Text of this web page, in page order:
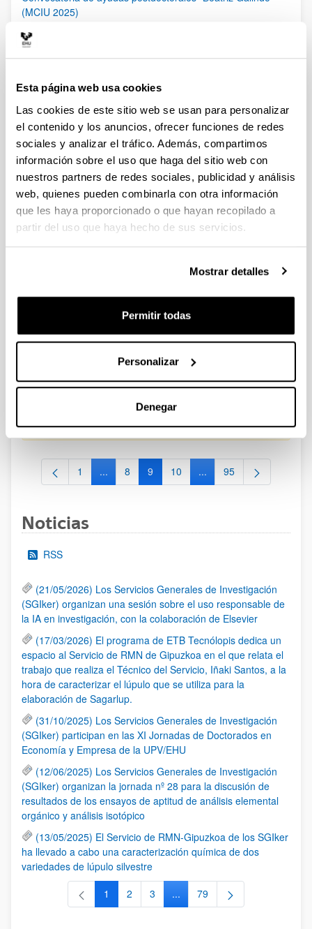
Esta página web usa cookies
Las cookies de este sitio web se usan para personalizar
el contenido y los anuncios, ofrecer funciones de redes
sociales y analizar el tráfico. Además, compartimos
información sobre el uso que haga del sitio web con
nuestros partners de redes sociales, publicidad y análisis
web, quienes pueden combinarla con otra información
que les haya proporcionado o que hayan recopilado a
partir del uso que haya hecho de sus servicios.
Mostrar detalles
Permitir todas
Personalizar
Denegar
(MCIU 2025)
presentación: 27/02/2026)
ayudas hasta el 27 de febrero de 2026, incluido. El plazo de
febrero a las 13:30
Ayudas a la movilidad para personas contratadas
predoctorales del Gobierno Vasco [EGONLABUR] 2026
Modalidad B
Plazo de presentación cerrado (Fecha de fin del plazo de
presentación: 16/02/2026)
Se ha publicado la convocatoria
predoctorales del Gobierno Vasco [EGONLABUR] 2026
Se ha publicado la convocatoria
CONVOCATORIA PARA LA CONTRATACIÓN DE
PERSONAL INVESTIGADOR EN FORMACIÓN EN LA EHU
GRUPO/PROYECTO DE INVESTIGACIÓN 2025-II
Plazo de presentación cerrado: 15/10/2025 - 23/10/2025
19/01/2026. Resolución definitiva de adjudicados y excluidos.
Página
1 ...Páginas intermedias Use TAB para
Página
8 Página
9 Página
10 ...Páginas intermedias
Página
95
Noticias
RSS
(21/05/2026) Los Servicios Generales de Investigación
(SGIker) organizan una sesión sobre el uso responsable de
la IA en investigación, con la colaboración de Elsevier
(17/03/2026) El programa de ETB Tecnólopis dedica un
espacio al Servicio de RMN de Gipuzkoa en el que relata el
trabajo que realiza el Técnico del Servicio, Iñaki Santos, a la
hora de caracterizar el lúpulo que se utiliza para la
elaboración de Sagarlup.
(31/10/2025) Los Servicios Generales de Investigación
(SGIker) participan en las XI Jornadas de Doctorados en
Economía y Empresa de la UPV/EHU
(12/06/2025) Los Servicios Generales de Investigación
(SGIker) organizan la jornada nº 28 para la discusión de
resultados de los ensayos de aptitud de análisis elemental
orgánico y análisis isotópico
(13/05/2025) El Servicio de RMN-Gipuzkoa de los SGIker
ha llevado a cabo una caracterización química de dos
variedades de lúpulo silvestre
Página
1 Página
2 Página
3 ...Páginas intermedias Use TAB
Página
79